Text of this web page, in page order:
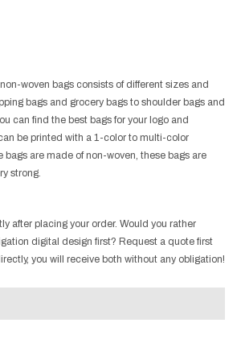
woven bags consists of different sizes and
bags and grocery bags to shoulder bags and
can find the best bags for your logo and
be printed with a 1-color to multi-color
bags are made of non-woven, these bags are
strong.
after placing your order. Would you rather
digital design first? Request a quote first
you will receive both without any obligation!